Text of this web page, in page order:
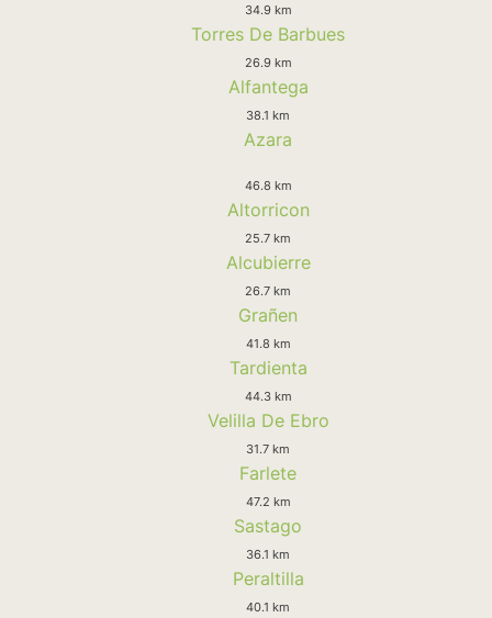
34.9 km
Torres De Barbues
26.9 km
Alfantega
38.1 km
Azara
46.8 km
Altorricon
25.7 km
Alcubierre
26.7 km
Grañen
41.8 km
Tardienta
44.3 km
Velilla De Ebro
31.7 km
Farlete
47.2 km
Sastago
36.1 km
Peraltilla
40.1 km